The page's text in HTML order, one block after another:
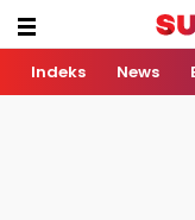
Indeks News